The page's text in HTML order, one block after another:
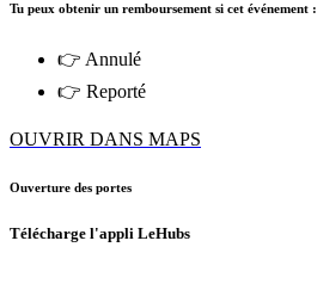
Tu peux obtenir un remboursement si cet événement :
👉 Annulé
👉 Reporté
OUVRIR DANS MAPS
Ouverture des portes
Télécharge l'appli LeHubs